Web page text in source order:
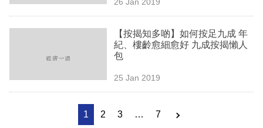
26 Jan 2019
【按揭知多啲】如何按足九成 年
紀、樓齡愈細愈好 九成按揭懶人
包
25 Jan 2019
1 2 3 … 7